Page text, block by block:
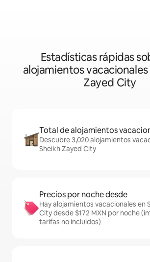
Estadísticas rápidas
alojamientos
Zayed City
Total de alojamientos
Descubre 3,020 alojamientos
Sheikh Zayed City
Precios por noche desde
Hay alojamientos vacacionales en
City desde $172 MXN por noche
tarifas no incluidos)